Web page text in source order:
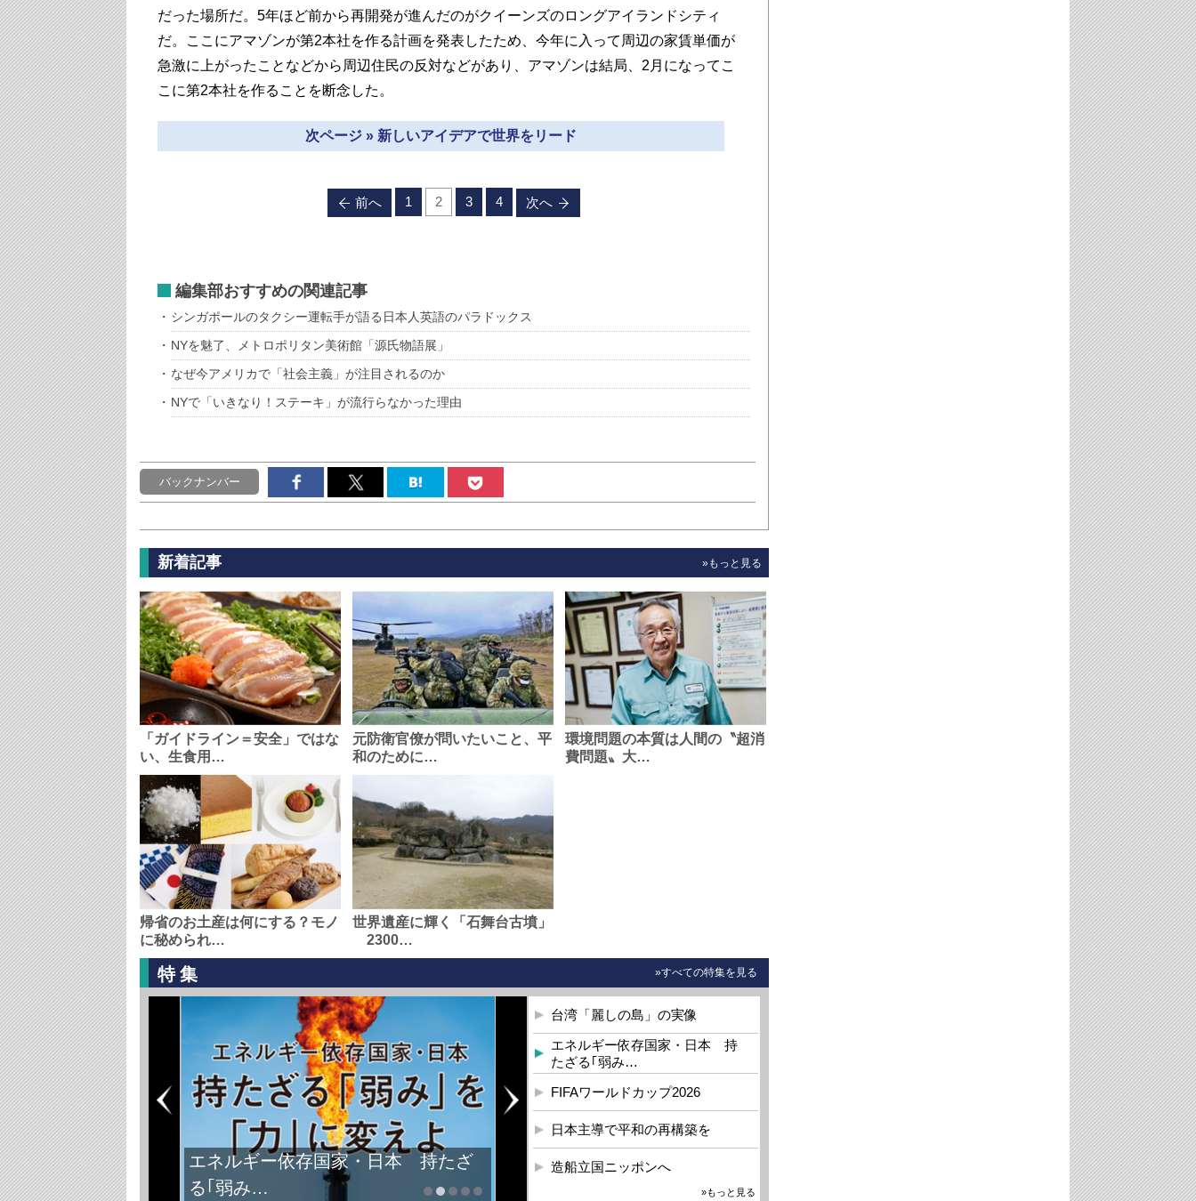
だった場所だ。5年ほど前から再開発が進んだのがクイーンズのロングアイランドシティ
だ。ここにアマゾンが第2本社を作る計画を発表したため、今年に入って周辺の家賃単価が
急激に上がったことなどから周辺住民の反対などがあり、アマゾンは結局、2月になってこ
こに第2本社を作ることを断念した。
次ページ » 新しいアイデアで世界をリード
前へ 1 2 3 4 次へ
編集部おすすめの関連記事
シンガポールのタクシー運転手が語る日本人英語のパラドックス
NYを魅了、メトロポリタン美術館「源氏物語展」
なぜ今アメリカで「社会主義」が注目されるのか
NYで「いきなり！ステーキ」が流行らなかった理由
バックナンバー
新着記事 »もっと見る
「ガイドライン＝安全」ではな
い、生食用…
元防衛官僚が問いたいこと、平
和のために…
環境問題の本質は人間の〝超消
費問題〟大…
帰省のお土産は何にする？モノ
に秘められ…
世界遺産に輝く「石舞台古墳」
2300…
特集 »すべての特集を見る
エネルギー依存国家・日本 持たざ
る｢弱み…
台湾「麗しの島」の実像
エネルギー依存国家・日本 持
たざる｢弱み…
FIFAワールドカップ2026
日本主導で平和の再構築を
造船立国ニッポンへ
»もっと見る